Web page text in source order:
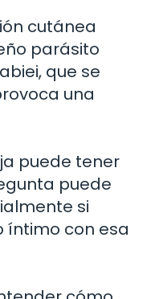
cutánea
parásito
que se
una
puede tener
puede
si
íntimo con esa